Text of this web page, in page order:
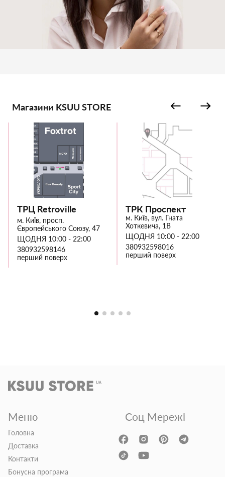
Магазини KSUU STORE
ТРЦ Retroville
м. Київ, просп.
Європейського Союзу, 47
ЩОДНЯ 10:00 - 22:00
380932598146
перший поверх
ТРК Проспект
м. Київ, вул. Гната
Хоткевича, 1В
ЩОДНЯ 10:00 - 22:00
380932598016
перший поверх
Меню
Головна
Доставка
Контакти
Бонусна програма
Соц Мережі